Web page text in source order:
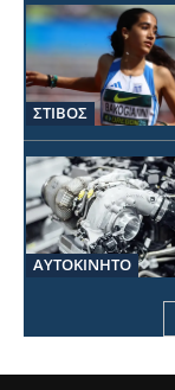
ΣΤΙΒΟΣ
ΑΥΤΟΚΙΝΗΤΟ